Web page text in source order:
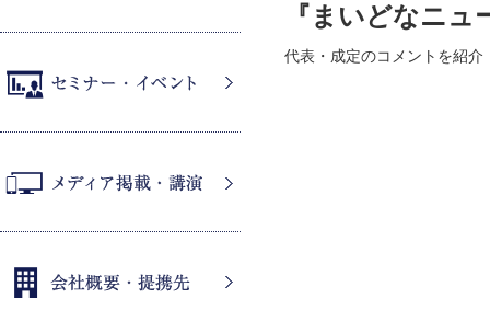
『まいどなニュ
代表・成定のコメントを紹介